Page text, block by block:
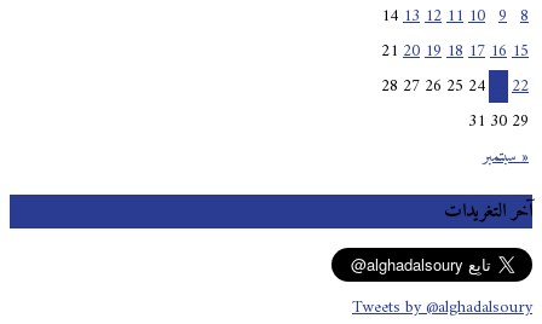
« سبتمبر
10
11
12
13
14
15
16
17
18
19
20
21
22
23
24
25
26
27
28
29
30
31
آخر التغريدات
Tweets by @alghadalsoury